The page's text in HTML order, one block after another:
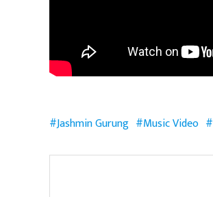
Jashmin Gurung Music Video